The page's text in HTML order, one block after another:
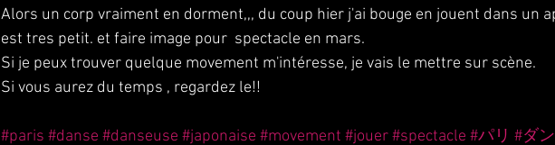
Alors un corp vraiment en dorment,,, du coup hier j'ai bouge en jouent dans un
est tres petit. et faire image pour  spectacle en mars.
Si je peux trouver quelque movement m'intéresse, je vais le mettre sur scène.
Si vous aurez du temps , regardez le!!
#paris #danse #danseuse #japonaise #movement #jouer#spectacle #パリ #ダ